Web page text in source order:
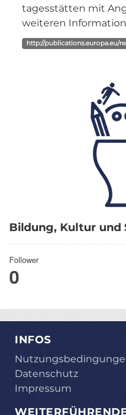
Bildung, Kultur und
Follower
0
tagesstätten mit
weiteren
http://publications.europa.eu/
INFOS
Datenschutz
Impressum